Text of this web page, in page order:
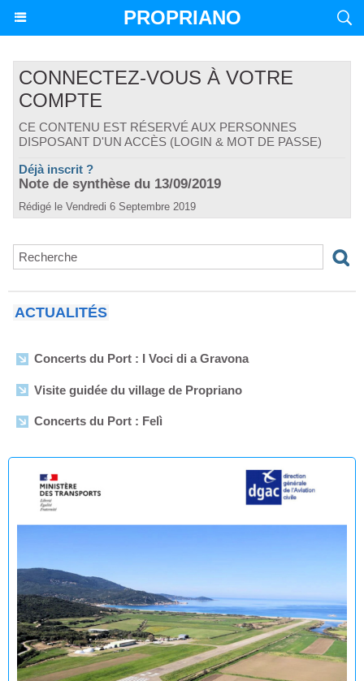
PROPRIANO
CONNECTEZ-VOUS À VOTRE
COMPTE
CE CONTENU EST RÉSERVÉ AUX PERSONNES
DISPOSANT D'UN ACCÈS (LOGIN & MOT DE PASSE)
Déjà inscrit ?
Note de synthèse du 13/09/2019
Rédigé le Vendredi 6 Septembre 2019
ACTUALITÉS
Enquête publique en vue de l'Établissement du plan de
servitudes aéronautiques de dégagement de l’aérodrome
de Propriano
Fermeture temporaire de la baignade Plage du Lido -
Purraja par mesure de précaution
Décision du Maire du 09 juillet 2026